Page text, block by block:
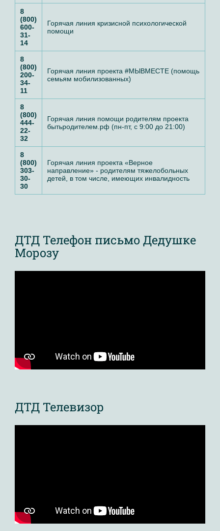
8
(800)
600-
31-
14
Горячая линия кризисной психологической
помощи
8
(800)
200-
34-
11
Горячая линия проекта #МЫВМЕСТЕ (помощь
семьям мобилизованных)
8
(800)
444-
22-
32
Горячая линия помощи родителям проекта
бытьродителем.рф (пн-пт, с 9:00 до 21:00)
8
(800)
303-
30-
30
Горячая линия проекта «Верное
направление» - родителям тяжелобольных
детей, в том числе, имеющих инвалидность
ДТД Телефон письмо Дедушке
Морозу
ДТД Телевизор